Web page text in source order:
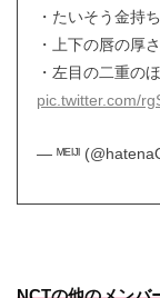
・たいそう金持
・上下の唇の厚
・左目の二重の
pic.twitter.com/
— ᴹᴱᴵᴶᴵ